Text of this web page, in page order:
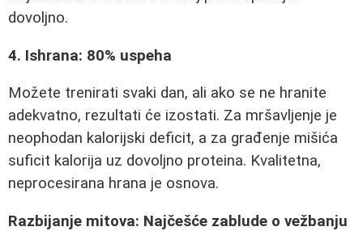
dovoljno.
4. Ishrana: 80% uspeha
Možete trenirati svaki dan, ali ako se ne hranite
adekvatno, rezultati će izostati. Za mršavljenje je
neophodan kalorijski deficit, a za građenje mišića
suficit kalorija uz dovoljno proteina. Kvalitetna,
neprocesirana hrana je osnova.
Razbijanje mitova: Najčešće zablude o vežbanju